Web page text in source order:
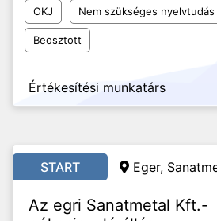
OKJ Nem szükséges nyelvtudás
Beosztott
Értékesítési munkatárs
START Eger,
Az egri Sanatmetal Kft.-